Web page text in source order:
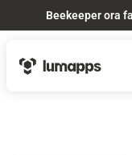
Beekeeper ora